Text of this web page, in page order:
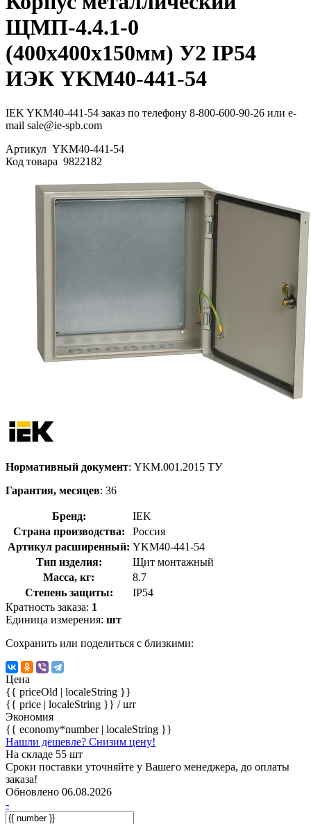
ЩМП-4.4.1-0
(400х400х150мм) У2 IP54
ИЭК YKM40-441-54
IEK YKM40-441-54 заказ по телефону 8-800-600-90-26 или e-
mail sale@ie-spb.com
Артикул YKM40-441-54
Код товара 9822182
Нормативный документ: YKM.001.2015 ТУ
Гарантия, месяцев: 36
Бренд:
IEK
Страна производства:
Россия
Артикул расширенный: YKM40-441-54
Тип изделия:
Щит монтажный
Масса, кг:
8.7
Степень защиты:
IP54
Кратность заказа: 1
Единица измерения: шт
Сохранить или поделиться с близкими:
Цена
{{ priceOld | localeString }}
{{ price | localeString }} / шт
Экономия
{{ economy*number | localeString }}
Нашли дешевле? Снизим цену!
На складе 55 шт
Сроки поставки уточняйте у Вашего менеджера, до оплаты
заказа!
Обновлено 06.08.2026
-